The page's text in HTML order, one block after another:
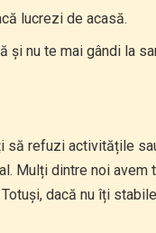
lucrezi de acasă.
și nu te mai gândi la
să refuzi activitățile
Mulți dintre noi avem
dacă nu îți